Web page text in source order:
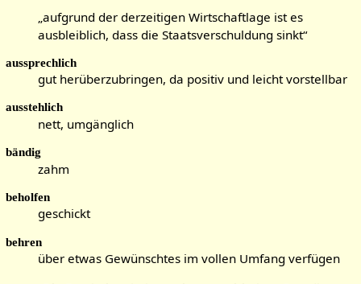
„aufgrund der derzeitigen Wirtschaftlage ist es
ausbleiblich, dass die Staatsverschuldung sinkt“
aussprechlich
gut herüberzubringen, da positiv und leicht vorstellbar
ausstehlich
nett, umgänglich
bändig
zahm
beholfen
geschickt
behren
über etwas Gewünschtes im vollen Umfang verfügen